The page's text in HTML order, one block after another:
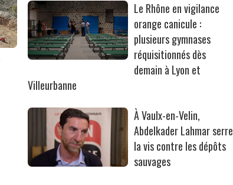
Le Rhône en vigilance
orange canicule :
plusieurs gymnases
réquisitionnés dès
demain à Lyon et
Villeurbanne
À Vaulx-en-Velin,
Abdelkader Lahmar serre
la vis contre les dépôts
sauvages